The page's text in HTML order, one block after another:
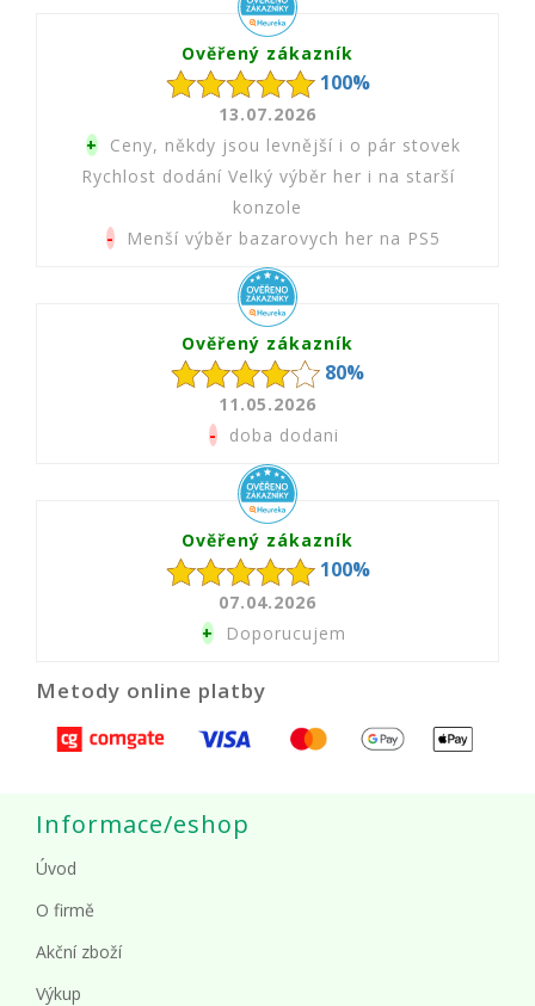
Ověřený zákazník
100%
13.07.2026
+ Ceny, někdy jsou levnější i o pár stovek
Rychlost dodání Velký výběr her i na starší
konzole
- Menší výběr bazarovych her na PS5
Ověřený zákazník
80%
11.05.2026
-doba dodani
Ověřený zákazník
100%
07.04.2026
+Doporucujem
Metody online platby
Informace/eshop
Úvod
O firmě
Akční zboží
Výkup